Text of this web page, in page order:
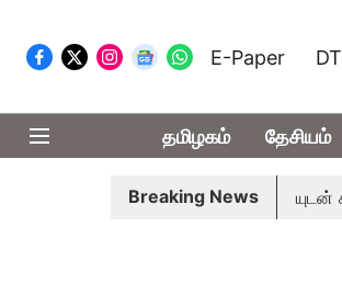
E-Paper
தமிழகம் தேசியம்
Breaking News
தொலைநோக்கு பார்வையுடன் கூடிய